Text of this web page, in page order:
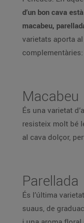
d’un bon cava
macabeu,
varietats aporta
complementàries:
Macabeu
És una varietat
resisteix molt bé
al cava dolçor,
Parellada
És l’última
suaus, de